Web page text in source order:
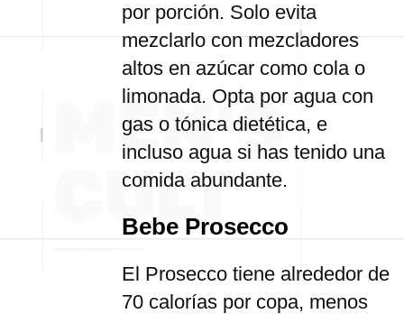
por porción. Solo evita
mezclarlo con mezcladores
altos en azúcar como cola o
limonada. Opta por agua con
gas o tónica dietética, e
incluso agua si has tenido una
comida abundante.
Bebe Prosecco
El Prosecco tiene alrededor de
70 calorías por copa, menos